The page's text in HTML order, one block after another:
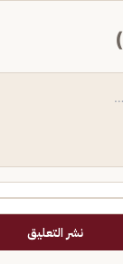
)
نشر التعليق